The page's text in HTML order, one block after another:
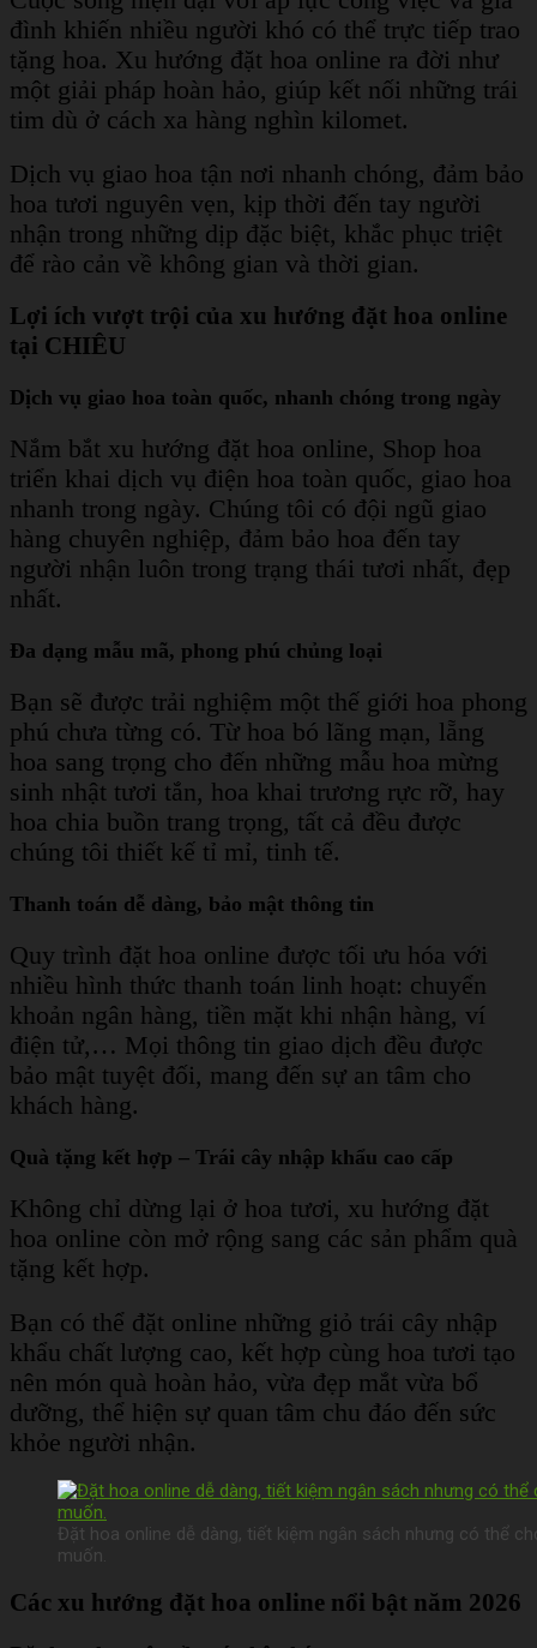
đình khiến nhiều người khó có thể trực tiếp trao
tặng hoa. Xu hướng đặt hoa online ra đời như
một giải pháp hoàn hảo, giúp kết nối những trái
tim dù ở cách xa hàng nghìn kilomet.
Dịch vụ giao hoa tận nơi nhanh chóng, đảm bảo
hoa tươi nguyên vẹn, kịp thời đến tay người
nhận trong những dịp đặc biệt, khắc phục triệt
để rào cản về không gian và thời gian.
Lợi ích vượt trội của xu hướng đặt hoa online
tại CHIÊU
Dịch vụ giao hoa toàn quốc, nhanh chóng trong ngày
Nắm bắt xu hướng đặt hoa online, Shop hoa
triển khai dịch vụ điện hoa toàn quốc, giao hoa
nhanh trong ngày. Chúng tôi có đội ngũ giao
hàng chuyên nghiệp, đảm bảo hoa đến tay
người nhận luôn trong trạng thái tươi nhất, đẹp
nhất.
Đa dạng mẫu mã, phong phú chủng loại
Bạn sẽ được trải nghiệm một thế giới hoa phong
phú chưa từng có. Từ hoa bó lãng mạn, lẵng
hoa sang trọng cho đến những mẫu hoa mừng
sinh nhật tươi tắn, hoa khai trương rực rỡ, hay
hoa chia buồn trang trọng, tất cả đều được
chúng tôi thiết kế tỉ mỉ, tinh tế.
Thanh toán dễ dàng, bảo mật thông tin
Quy trình đặt hoa online được tối ưu hóa với
nhiều hình thức thanh toán linh hoạt: chuyển
khoản ngân hàng, tiền mặt khi nhận hàng, ví
điện tử,… Mọi thông tin giao dịch đều được
bảo mật tuyệt đối, mang đến sự an tâm cho
khách hàng.
Quà tặng kết hợp – Trái cây nhập khẩu cao cấp
Không chỉ dừng lại ở hoa tươi, xu hướng đặt
hoa online còn mở rộng sang các sản phẩm quà
tặng kết hợp.
Bạn có thể đặt online những giỏ trái cây nhập
khẩu chất lượng cao, kết hợp cùng hoa tươi tạo
nên món quà hoàn hảo, vừa đẹp mắt vừa bổ
dưỡng, thể hiện sự quan tâm chu đáo đến sức
khỏe người nhận.
Đặt hoa online dễ dàng, tiết kiệm ngân sách nhưng có thể
muốn.
Các xu hướng đặt hoa online nổi bật năm 2026